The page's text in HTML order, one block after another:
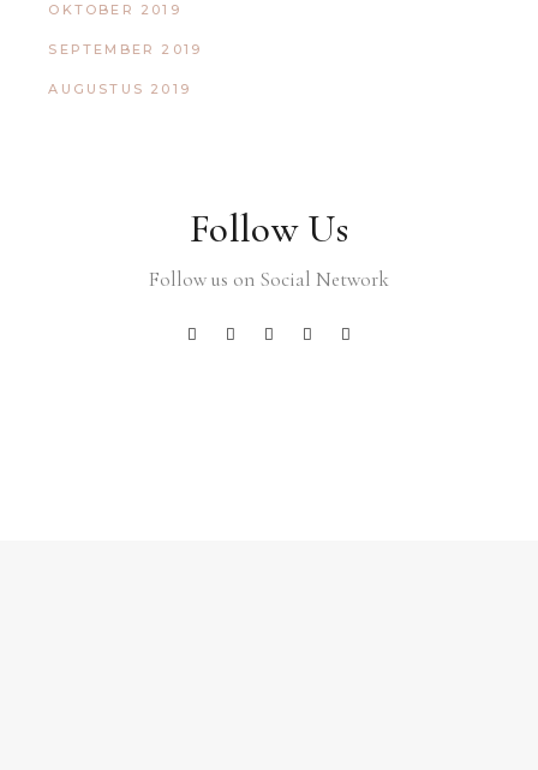
OKTOBER 2019
SEPTEMBER 2019
AUGUSTUS 2019
Follow Us
Follow us on Social Network